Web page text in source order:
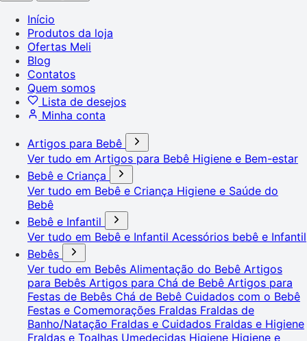
Início
Produtos da loja
Ofertas Meli
Blog
Contatos
Quem somos
Lista de desejos
Minha conta
Artigos para Bebê
Ver tudo em Artigos para Bebê Higiene e Bem-estar
Bebê e Criança
Ver tudo em Bebê e Criança Higiene e Saúde do
Bebê
Bebê e Infantil
Ver tudo em Bebê e Infantil Acessórios bebê e Infantil
Bebês
Ver tudo em Bebês Alimentação do Bebê Artigos
para Bebês Artigos para Chá de Bebê Artigos para
Festas de Bebês Chá de Bebê Cuidados com o Bebê
Festas e Comemorações Fraldas Fraldas de
Banho/Natação Fraldas e Cuidados Fraldas e Higiene
Fraldas e Toalhas Umedecidas Higiene Higiene e